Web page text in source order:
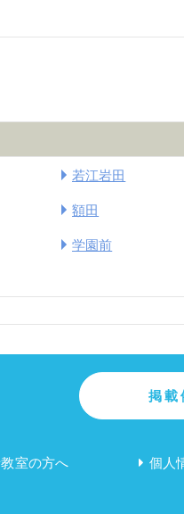
若江岩田
額田
学園前
掲載
室の方へ 個人